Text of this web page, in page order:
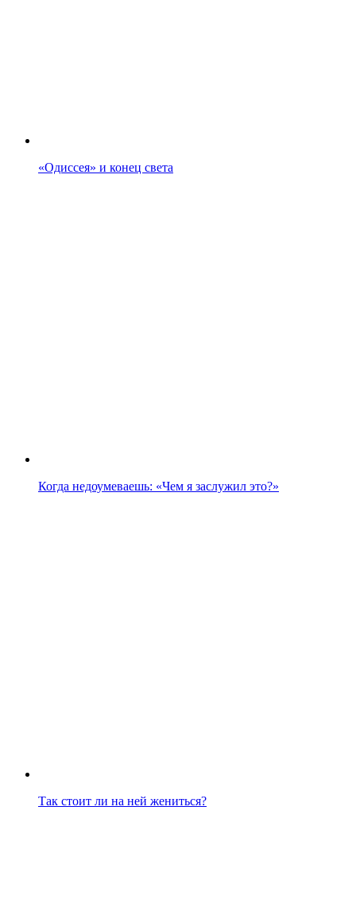
«Одиссея» и конец света
Когда недоумеваешь: «Чем я заслужил это?»
Так стоит ли на ней жениться?